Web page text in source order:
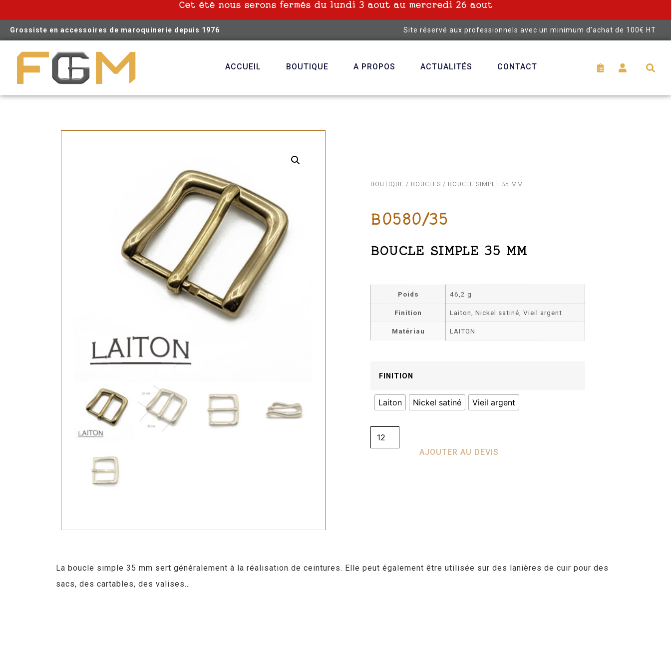
Cet été nous serons fermés du lundi 3 aout au mercredi 26 aout
Grossiste en accessoires de maroquinerie depuis 1976 Site réservé aux professionnels avec un minimum d’achat de 100€ HT
ACCUEIL BOUTIQUE A PROPOS ACTUALITÉS CONTACT
BOUTIQUE / BOUCLES / BOUCLE SIMPLE 35 MM
B0580/35
BOUCLE SIMPLE 35 MM
Poids 46,2 g
Finition Laiton, Nickel satiné, Vieil argent
Matériau LAITON
FINITION
Laiton Nickel satiné Vieil argent
AJOUTER AU DEVIS
La boucle simple 35 mm sert généralement à la réalisation de ceintures. Elle peut également être utilisée sur des lanières de cuir pour des
sacs, des cartables, des valises…